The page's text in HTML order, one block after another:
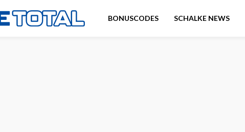
BONUSCODES SCHALKE NEWS